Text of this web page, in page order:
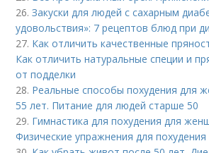
26.Закуски для людей с сахарным
удовольствия»: 7 рецептов блюд при
27. Как отличить качественные
Как отличить натуральные специи и
от подделки
28. Реальные способы похудения для
55 лет. Питание для людей старше 50
29. Гимнастика для похудения для
Физические упражнения для похудения